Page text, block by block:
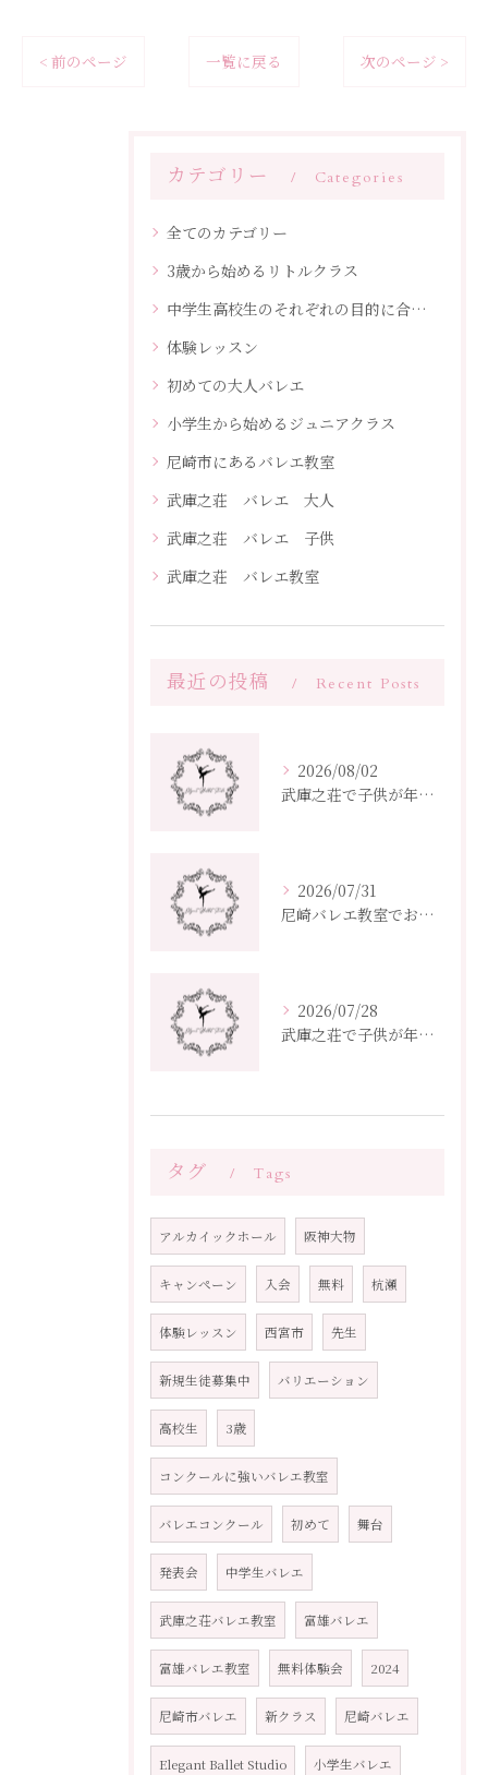
< 前のページ 一覧に戻る 次のページ >
カテゴリー Categories
全てのカテゴリー
3歳から始めるリトルクラス
中学生高校生のそれぞれの目的に合わせたレッスン
体験レッスン
初めての大人バレエ
小学生から始めるジュニアクラス
尼崎市にあるバレエ教室
武庫之荘 バレエ 大人
武庫之荘 バレエ 子供
武庫之荘 バレエ教室
最近の投稿 Recent Posts
2026/08/02
武庫之荘で子供が年度から始めるバレエ教室選びとクラス編成ポイント
2026/07/31
尼崎バレエ教室でおすすめ兵庫県の選び方と子供大人向け通いやすさ比較
2026/07/28
武庫之荘で子供が年度ごとに通えるバレエ教室選びガイド
タグ Tags
アルカイックホール 阪神大物
キャンペーン 入会 無料 杭瀬
体験レッスン 西宮市 先生
新規生徒募集中 バリエーション
高校生 3歳
コンクールに強いバレエ教室
バレエコンクール 初めて 舞台
発表会 中学生バレエ
武庫之荘バレエ教室 富雄バレエ
富雄バレエ教室 無料体験会 2024
尼崎市バレエ 新クラス 尼崎バレエ
Elegant Ballet Studio 小学生バレエ